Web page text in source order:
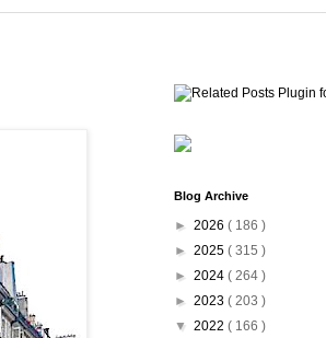
Blog Archive
► 2026 ( 186 )
► 2025 ( 315 )
► 2024 ( 264 )
► 2023 ( 203 )
▼ 2022 ( 166 )